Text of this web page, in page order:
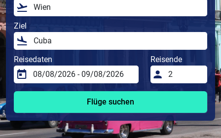
Ziel
Reisedaten Reisende
Flüge suchen